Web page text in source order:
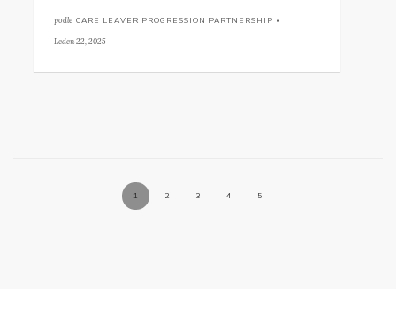
podle CARE LEAVER PROGRESSION PARTNERSHIP •
Leden 22, 2025
1 2 3 4 5